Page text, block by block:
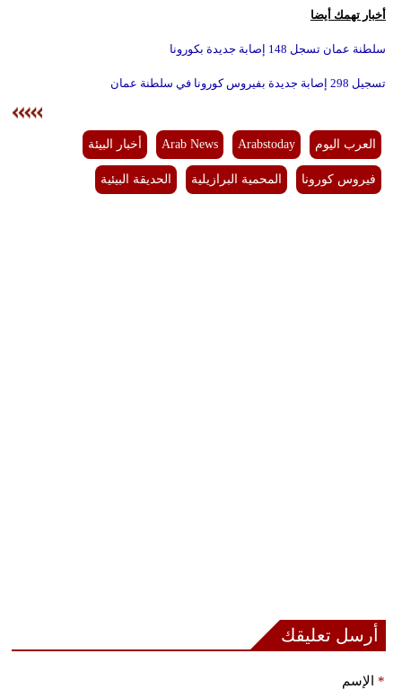
أخبار تهمك أيضا
سلطنة عمان تسجل 148 إصابة جديدة بكورونا
تسجيل 298 إصابة جديدة بفيروس كورونا في سلطنة عمان
العرب اليوم Arabstoday
Arab News أخبار البيئة
فيروس كورونا المحمية البرازيلية الحديقة البيئية
أرسل تعليقك
الإسم *